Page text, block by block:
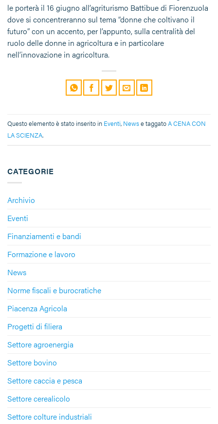
CATEGORIE
Archivio
Eventi
Finanziamenti e bandi
Formazione e lavoro
News
Norme fiscali e burocratiche
Piacenza Agricola
Progetti di filiera
Settore agroenergia
Settore bovino
Settore caccia e pesca
Settore cerealicolo
Settore colture industriali
le porterà il 16 giugno all’agriturismo Battibue di Fiorenzuola
dove si concentreranno sul tema “donne che coltivano il
futuro” con un accento, per l’appunto, sulla centralità del
ruolo delle donne in agricoltura e in particolare
nell’innovazione in agricoltura.
Questo elemento è stato inserito in Eventi, Newse taggatoA CENA CON
LA SCIENZA.